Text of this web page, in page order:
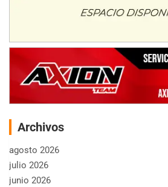
Archivos
agosto 2026
julio 2026
junio 2026